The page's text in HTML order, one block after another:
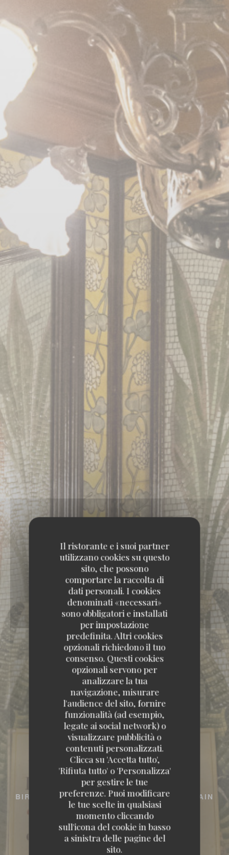
Il ristorante e i suoi partner
utilizzano cookies su questo
sito, che possono
comportare la raccolta di
dati personali. I cookies
denominati «necessari»
sono obbligatori e installati
per impostazione
predefinita. Altri cookies
opzionali richiedono il tuo
consenso. Questi cookies
opzionali servono per
analizzare la tua
navigazione, misurare
l'audience del sito, fornire
funzionalità (ad esempio,
legate ai social network) o
visualizzare pubblicità o
contenuti personalizzati.
Clicca su 'Accetta tutto',
'Rifiuta tutto' o 'Personalizza'
per gestire le tue
preferenze. Puoi modificare
le tue scelte in qualsiasi
momento cliccando
sull'icona del cookie in basso
a sinistra delle pagine del
sito.
BIRRERIA
151, BOULEVARD SAINT-GERMAIN
75006 PARIS